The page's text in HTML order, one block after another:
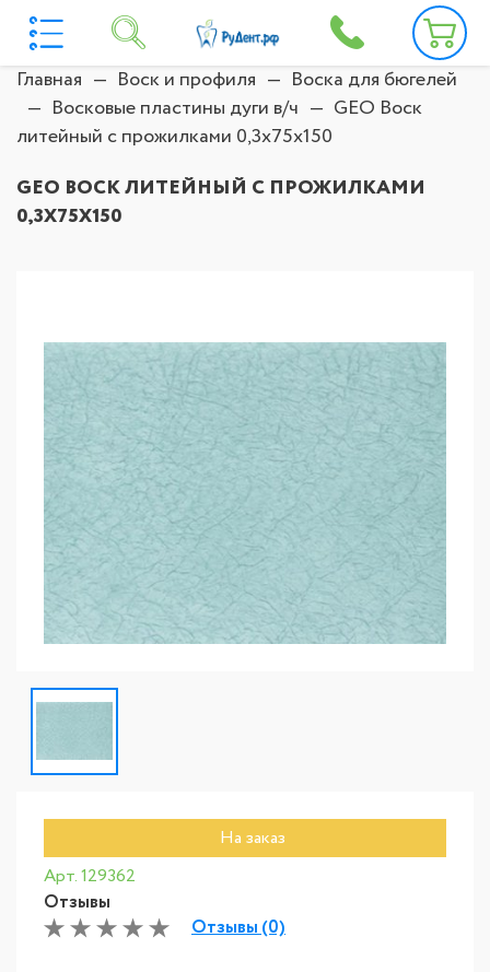
Главная Воск и профиля
Воска для бюгелей
Восковые пластины дуги в/ч
GEO Воск
литейный с прожилками 0,3х75х150
GEO ВОСК ЛИТЕЙНЫЙ С ПРОЖИЛКАМИ
0,3Х75Х150
На заказ
Арт. 129362
Отзывы
Отзывы (0)